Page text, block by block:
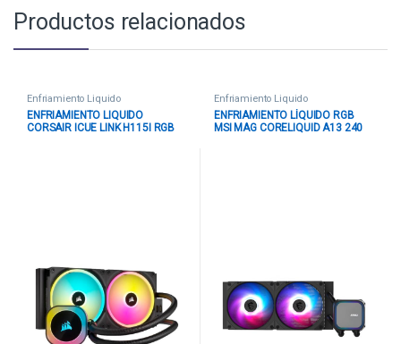
Productos relacionados
Enfriamiento Liquido
ENFRIAMIENTO LIQUIDO
CORSAIR ICUE LINK H115I RGB
Enfriamiento Liquido
ENFRIAMIENTO LÍQUIDO RGB
MSI MAG CORELIQUID A13 240